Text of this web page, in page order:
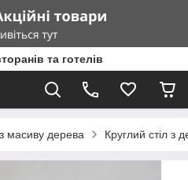
та готелів
масиву дерева Круглий стіл з